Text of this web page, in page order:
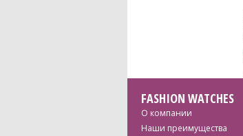
FASHION WATCHES
О компании
Наши преимущества